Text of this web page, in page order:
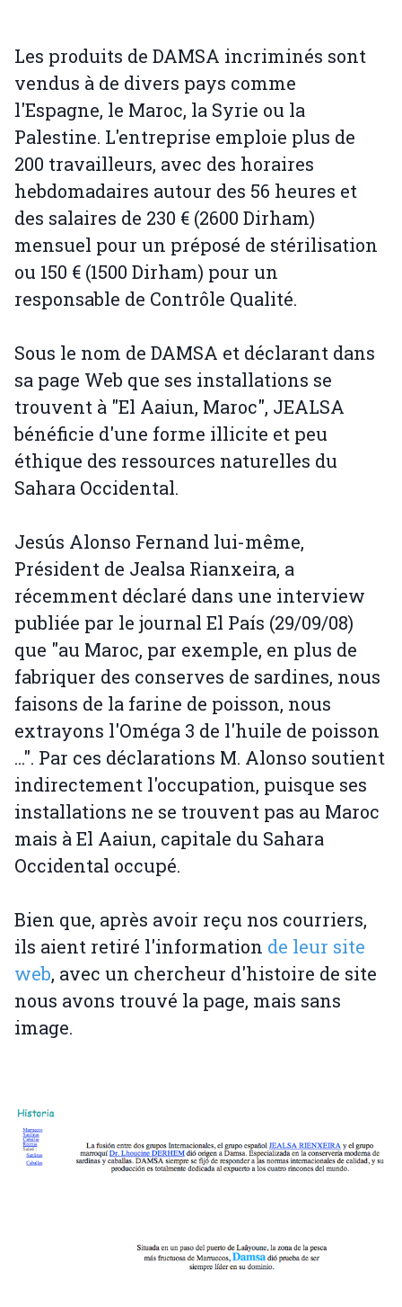
Les produits de DAMSA incriminés sont
vendus à de divers pays comme
l'Espagne, le Maroc, la Syrie ou la
Palestine. L'entreprise emploie plus de
200 travailleurs, avec des horaires
hebdomadaires autour des 56 heures et
des salaires de 230 € (2600 Dirham)
mensuel pour un préposé de stérilisation
ou 150 € (1500 Dirham) pour un
responsable de Contrôle Qualité.
Sous le nom de DAMSA et déclarant dans
sa page Web que ses installations se
trouvent à "El Aaiun, Maroc", JEALSA
bénéficie d'une forme illicite et peu
éthique des ressources naturelles du
Sahara Occidental.
Jesús Alonso Fernand lui-même,
Président de Jealsa Rianxeira, a
récemment déclaré dans une interview
publiée par le journal El País (29/09/08)
que "au Maroc, par exemple, en plus de
fabriquer des conserves de sardines, nous
faisons de la farine de poisson, nous
extrayons l'Oméga 3 de l'huile de poisson
...". Par ces déclarations M. Alonso soutient
indirectement l'occupation, puisque ses
installations ne se trouvent pas au Maroc
mais à El Aaiun, capitale du Sahara
Occidental occupé.
Bien que, après avoir reçu nos courriers,
ils aient retiré l'information de leur site
web, avec un chercheur d'histoire de site
nous avons trouvé la page, mais sans
image.